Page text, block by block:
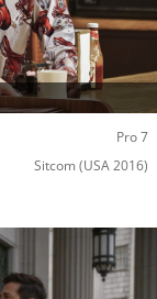
Pro 7
Sitcom (USA 2016)